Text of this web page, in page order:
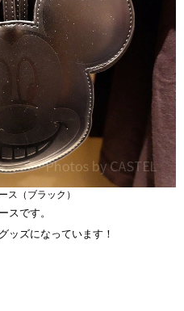
ス（ブラック）
スです。
ッズになっています！